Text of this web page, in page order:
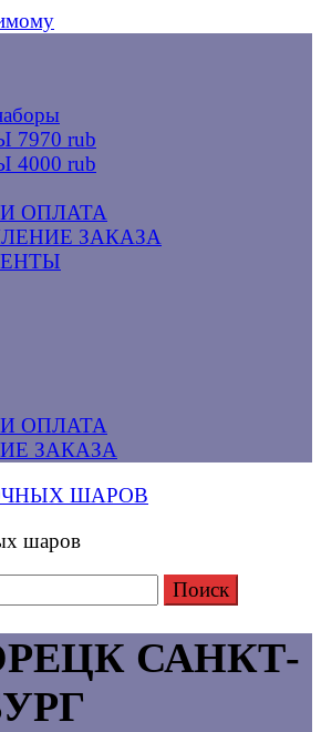
rub
rub
ОПЛАТА
ЗАКАЗА
ОПЛАТА
ЗАКАЗА
шаров
САНКТ-